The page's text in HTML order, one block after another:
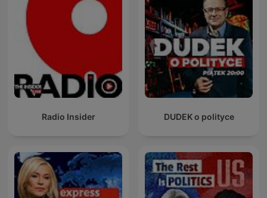
Radio Insider DUDEK o polityce